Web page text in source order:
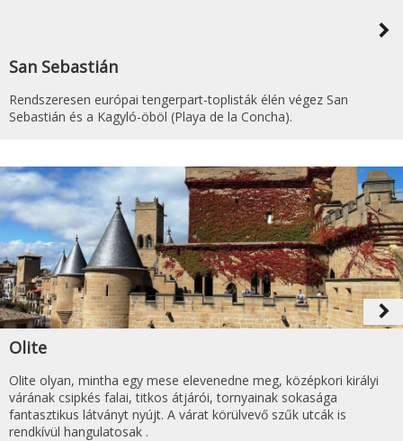
navigate_next
San Sebastián
Rendszeresen európai tengerpart-toplisták élén végez San
Sebastián és a Kagyló-öböl (Playa de la Concha).
navigate_next
Olite
Olite olyan, mintha egy mese elevenedne meg, középkori királyi
várának csipkés falai, titkos átjárói, tornyainak sokasága
fantasztikus látványt nyújt. A várat körülvevő szűk utcák is
rendkívül hangulatosak .